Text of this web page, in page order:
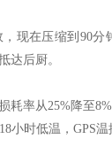
现在压缩到90分
达后厨。
耗率从25%降至8%
小时低温，GPS